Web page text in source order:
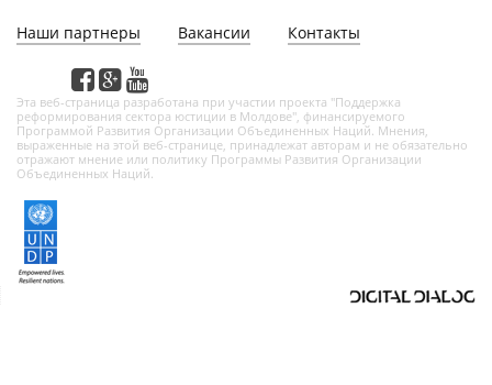
Наши партнеры Вакансии Контакты
Этa веб-страница разработана при участии проекта "Поддержка
реформирования сектора юстиции в Молдове", финансируемого
Программой Развития Организации Объединенных Наций. Мнения,
выраженные на этой веб-страницe, принадлежат авторам и не обязательно
отражают мнение или политику Программы Развития Организации
Объединенных Наций.